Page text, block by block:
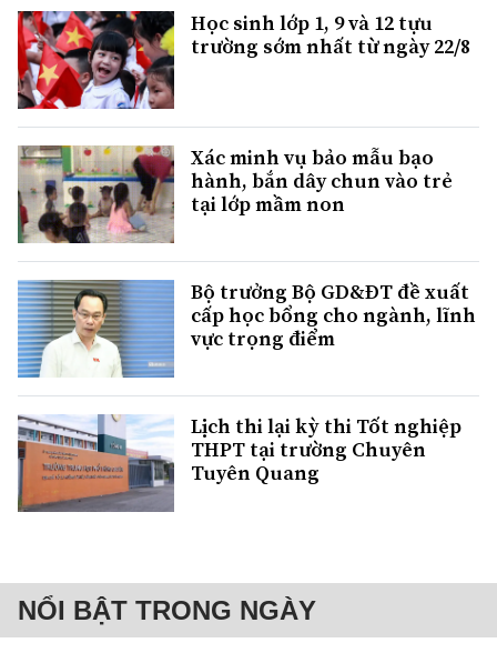
Học sinh lớp 1, 9 và 12 tựu
trường sớm nhất từ ngày 22/8
Xác minh vụ bảo mẫu bạo
hành, bắn dây chun vào trẻ
tại lớp mầm non
Bộ trưởng Bộ GD&ĐT đề xuất
cấp học bổng cho ngành, lĩnh
vực trọng điểm
Lịch thi lại kỳ thi Tốt nghiệp
THPT tại trường Chuyên
Tuyên Quang
NỔI BẬT TRONG NGÀY